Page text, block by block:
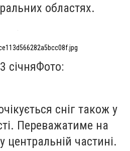
областях.
січняФото:
сніг також у
Переважатиме на
центральній частині.